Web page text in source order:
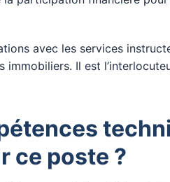
avec les services
immobiliers. Il est
ce poste ?